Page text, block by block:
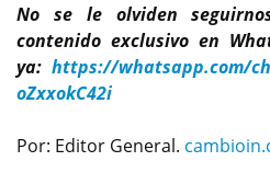
No se le olviden
contenido exclusivo en
ya: https://whatsapp.com/
oZxxokC42i
Por: Editor General.